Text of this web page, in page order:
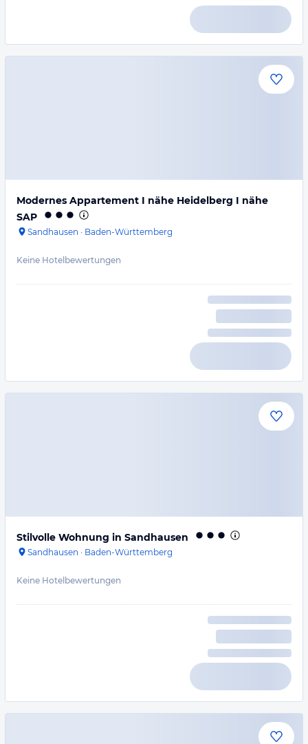
Modernes Appartement I nähe Heidelberg I nähe
SAP
Sandhausen · Baden-Württemberg
Keine Hotelbewertungen
Stilvolle Wohnung in Sandhausen
Sandhausen · Baden-Württemberg
Keine Hotelbewertungen